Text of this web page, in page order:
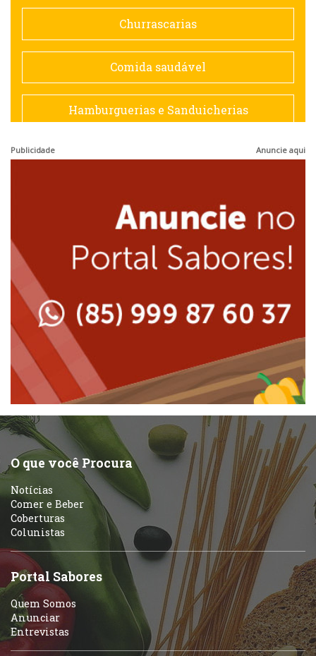
Doceria
Espanhola
Francesa
Japonesa e Oriental
Lanchonetes
Massas
Peixes e Frutos do Mar
Pizzarias
Portuguesa
Self-service
Sobremesas e sorvetes
Churrascarias
Comida saudável
Hamburguerias e Sanduicherias
Peixes e Frutos do Mar
Pizzarias
Portuguesa
Sobremesas e sorvetes
Variados
Publicidade Anuncie aqui
O que você Procura
Notícias
Comer e Beber
Coberturas
Colunistas
Portal Sabores
Quem Somos
Anunciar
Entrevistas